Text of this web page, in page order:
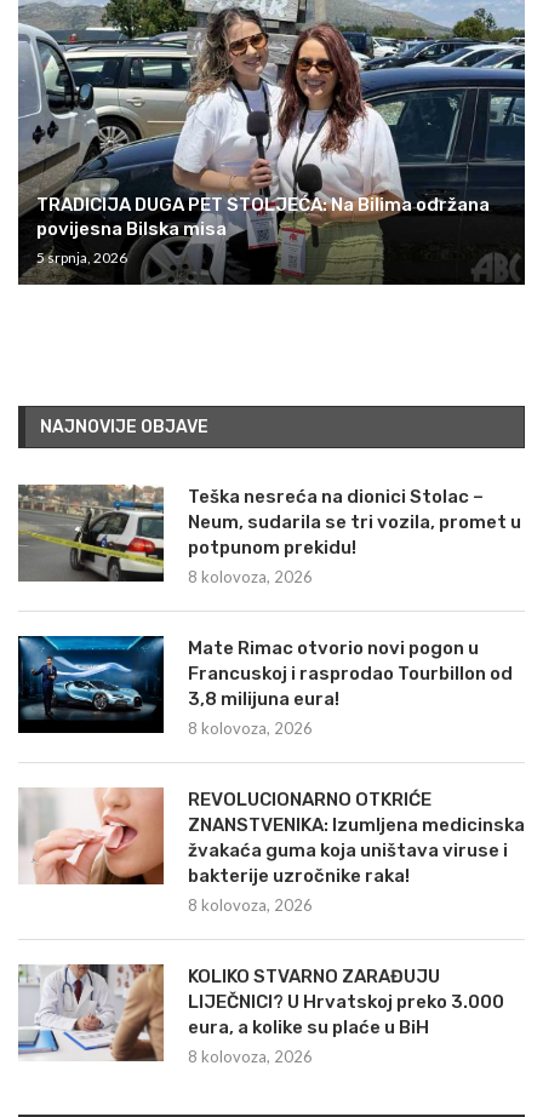
TRADICIJA DUGA PET STOLJEĆA: Na Bilima održana
povijesna Bilska misa
5 srpnja, 2026
NAJNOVIJE OBJAVE
Teška nesreća na dionici Stolac –
Neum, sudarila se tri vozila, promet u
potpunom prekidu!
8 kolovoza, 2026
Mate Rimac otvorio novi pogon u
Francuskoj i rasprodao Tourbillon od
3,8 milijuna eura!
8 kolovoza, 2026
REVOLUCIONARNO OTKRIĆE
ZNANSTVENIKA: Izumljena medicinska
žvakaća guma koja uništava viruse i
bakterije uzročnike raka!
8 kolovoza, 2026
KOLIKO STVARNO ZARAĐUJU
LIJEČNICI? U Hrvatskoj preko 3.000
eura, a kolike su plaće u BiH
8 kolovoza, 2026